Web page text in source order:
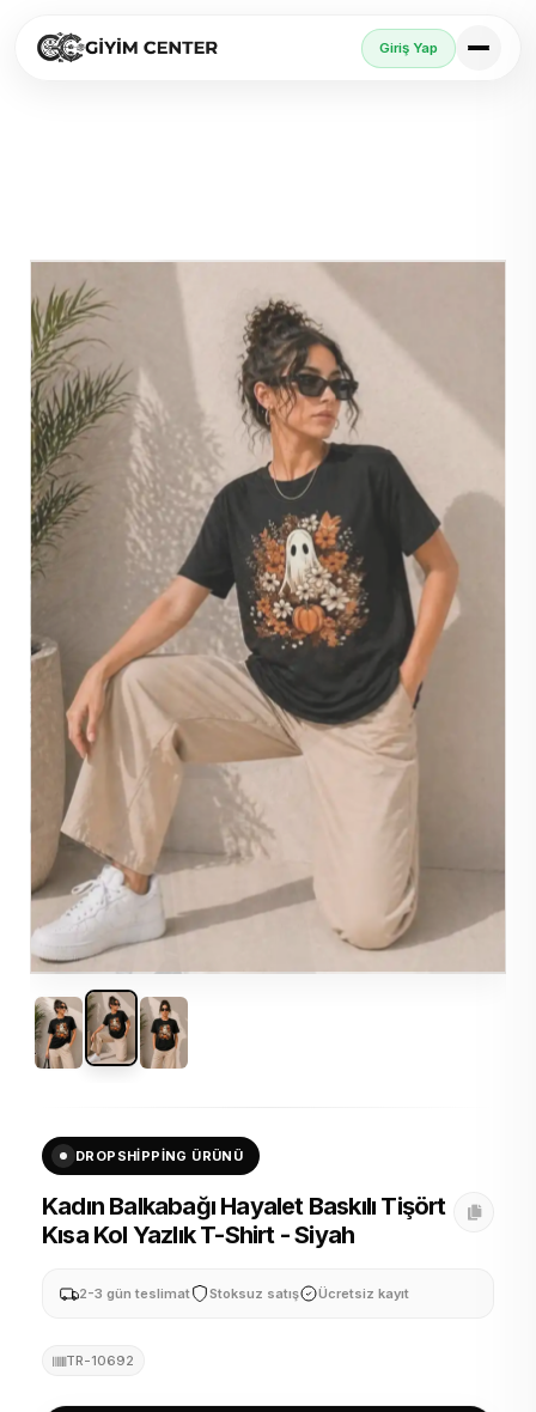
Giriş Yap
DROPSHIPPING ÜRÜNÜ
Kadın Balkabağı Hayalet Baskılı Tişört
Kısa Kol Yazlık T-Shirt - Siyah
2-3 gün teslimat Stoksuz satış Ücretsiz kayıt
TR-10692